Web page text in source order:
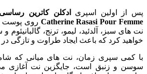
پس از اولین اسپری
Catherine Rasasi Pour Femme روی پوست
نت های سبز، آلدئید، لیمو، ترنج، گالبانیئوم
خواهید کرد که باعث ایجاد طراوت و تازگی
با کمی سپری زمان، نت های میانی که
سوسن و زنبق است، جایگزین نت